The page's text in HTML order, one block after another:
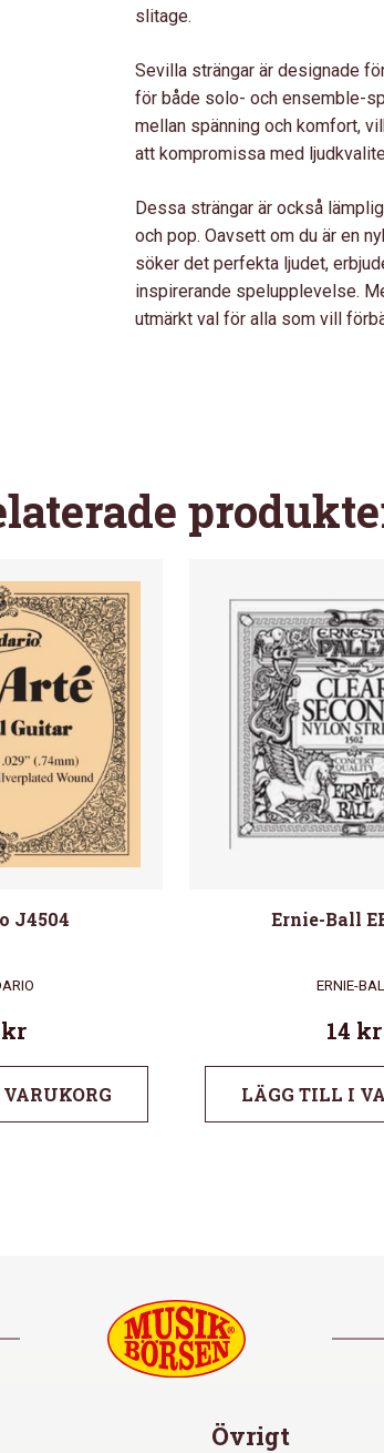
slitage.
Sevilla strängar är designade
för både solo- och ensemble-
mellan spänning och komfort,
att kompromissa med
Dessa strängar är också
och pop. Oavsett om du är en
söker det perfekta ljudet,
inspirerande spelupplevelse.
utmärkt val för alla som vill
J4504
kr
Ernie-Ball
ERNIE-
14 kr
LÄGG TILL I
Övrigt